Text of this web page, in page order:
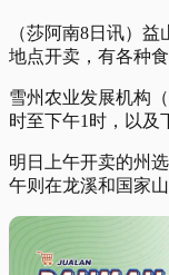
（莎阿南8日讯）
地点开卖，有各种
雪州农业发展机构
时至下午1时，以及
明日上午开卖的州
午则在龙溪和国家